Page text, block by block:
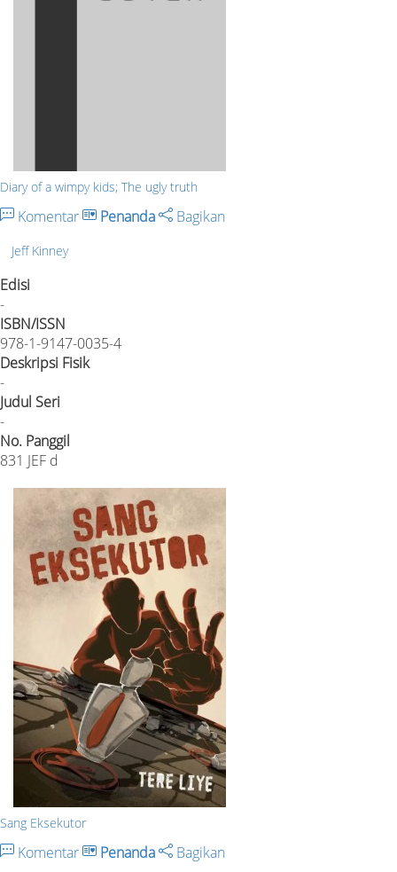
Diary of a wimpy kids; The ugly truth
Komentar Penanda Bagikan
Jeff Kinney
Edisi
-
ISBN/ISSN
978-1-9147-0035-4
Deskripsi Fisik
-
Judul Seri
-
No. Panggil
831 JEF d
Sang Eksekutor
Komentar Penanda Bagikan